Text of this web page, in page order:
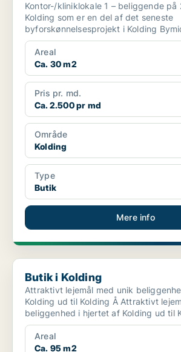
Kontor-/kliniklokale 1 – beliggende på
Kolding som er en del af det seneste
byforskønnelsesprojekt i Kolding
indflytni...
Areal
Ca. 30 m2
Pris pr. md.
Ca. 2.500 pr md
Område
Kolding
Type
Butik
Mere info
Butik i Kolding
Butik i Kolding
Attraktivt lejemål med unik
Kolding ud til Kolding Å Attraktivt lejemål med unik
beliggenhed i hjertet af Kolding ud til
Areal
Ca. 95 m2